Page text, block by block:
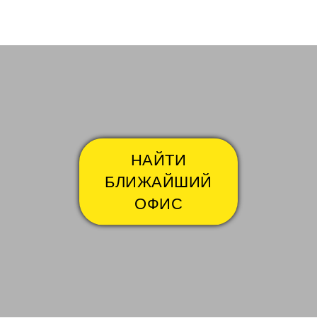
НАЙТИ
БЛИЖАЙШИЙ
ОФИС